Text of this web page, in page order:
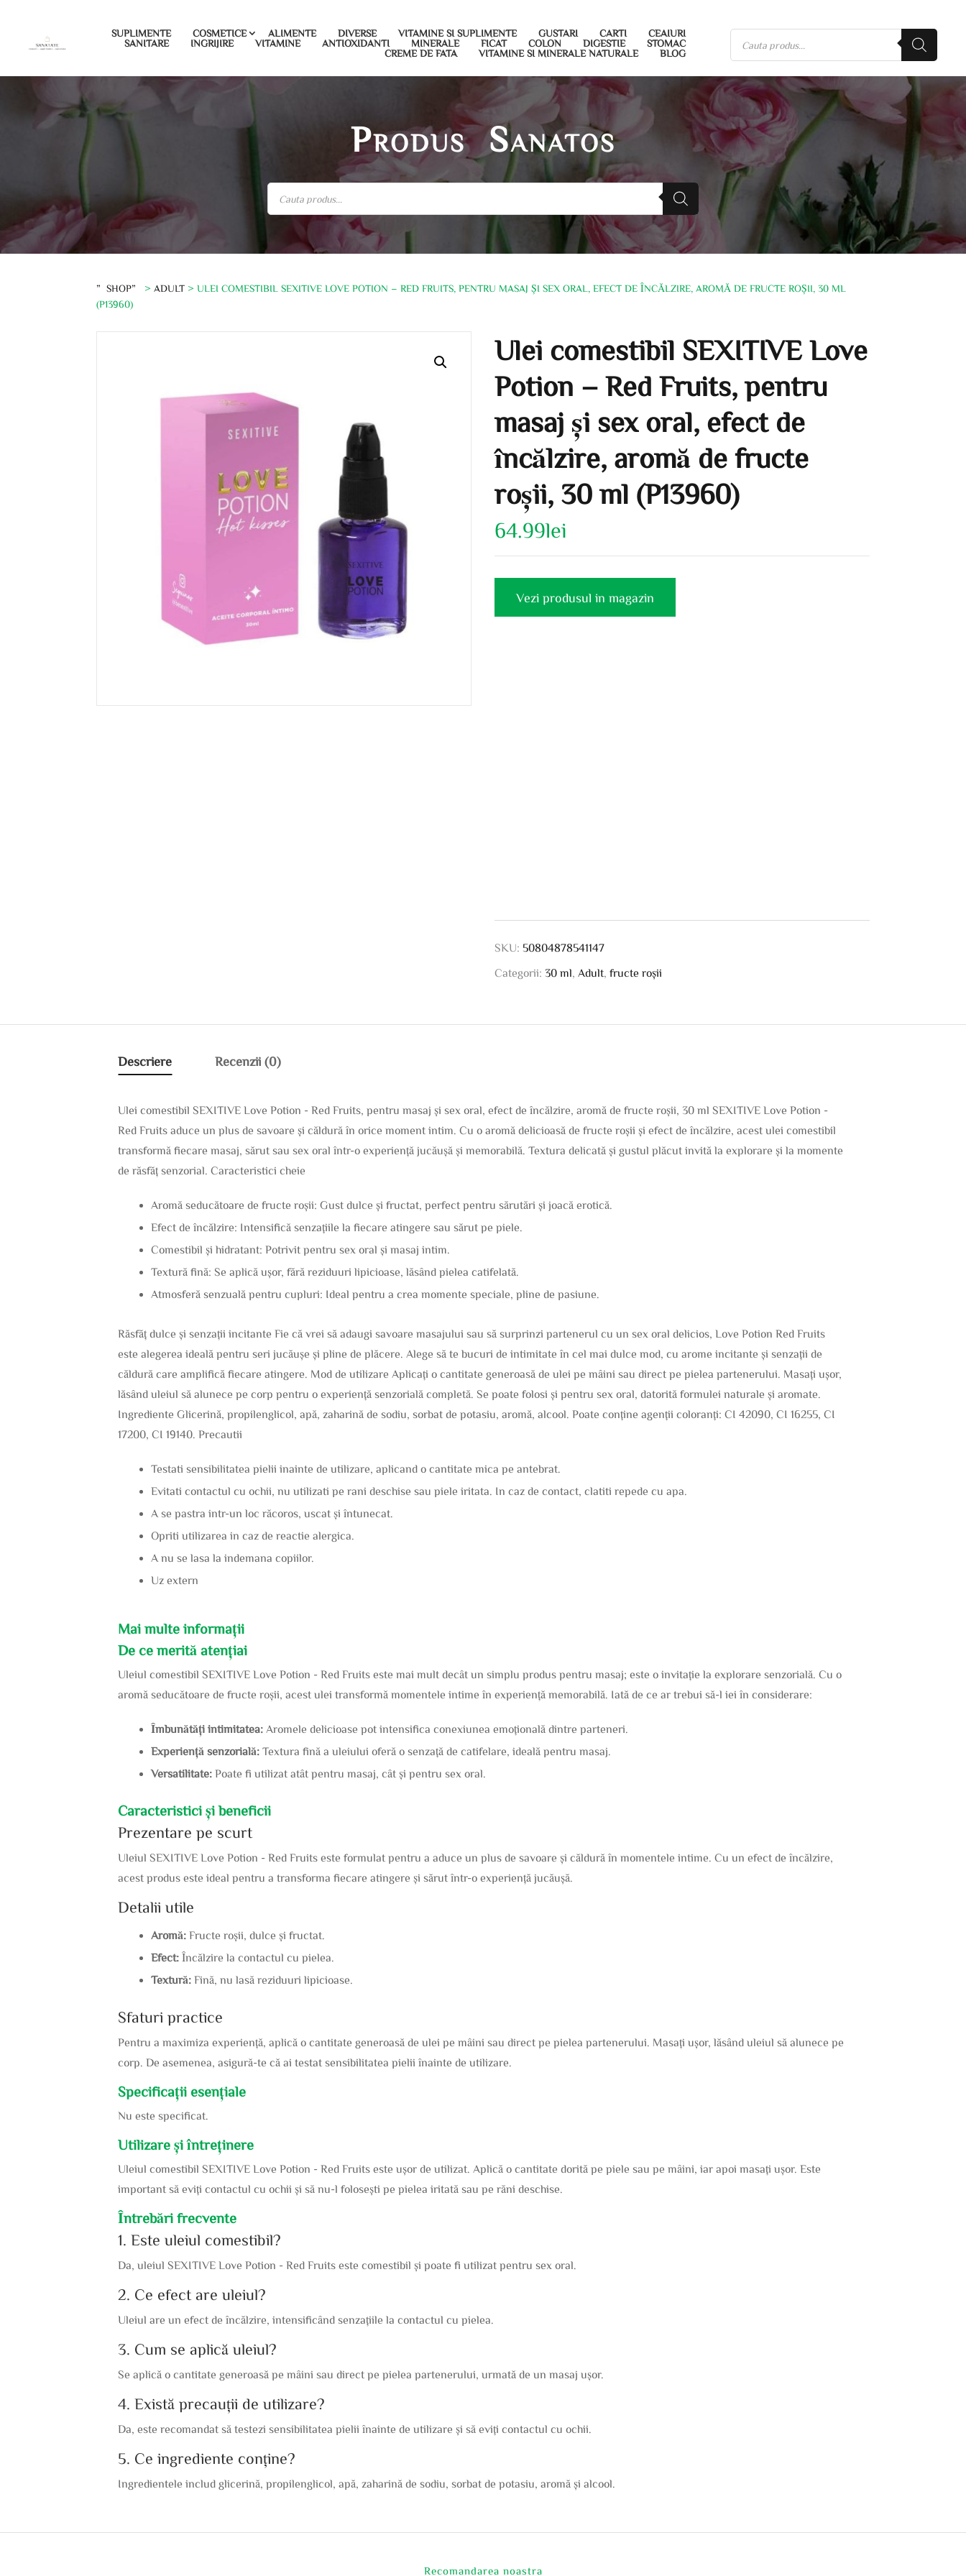
SUPLIMENTE COSMETICE ALIMENTE DIVERSE VITAMINE SI SUPLIMENTE GUSTARI CARTI
CEAIURI
SANITARE
INGRIJIRE VITAMINE ANTIOXIDANTI MINERALE FICAT COLON DIGESTIE
STOMAC
CREME DE FATA
VITAMINE SI MINERALE NATURALE BLOG
Produs Sanatos
”SHOP” > ADULT > ULEI COMESTIBIL SEXITIVE LOVE POTION – RED FRUITS, PENTRU MASAJ ȘI SEX ORAL, EFECT DE ÎNCĂLZIRE, AROMĂ DE FRUCTE ROȘII, 30 ML
(P13960)
Ulei comestibil SEXITIVE Love
Potion – Red Fruits, pentru
masaj și sex oral, efect de
încălzire, aromă de fructe
roșii, 30 ml (P13960)
64.99lei
Vezi produsul in magazin
SKU: 50804878541147
Categorii: 30 ml Adult ,fructe roșii
Descriere Recenzii (0)
Ulei comestibil SEXITIVE Love Potion - Red Fruits, pentru masaj și sex oral, efect de încălzire, aromă de fructe roșii, 30 ml SEXITIVE Love Potion -
Red Fruits aduce un plus de savoare și căldură în orice moment intim. Cu o aromă delicioasă de fructe roșii și efect de încălzire, acest ulei comestibil
transformă fiecare masaj, sărut sau sex oral într-o experiență jucăușă și memorabilă. Textura delicată și gustul plăcut invită la explorare și la momente
de răsfăț senzorial. Caracteristici cheie
Aromă seducătoare de fructe roșii: Gust dulce și fructat, perfect pentru sărutări și joacă erotică.
Efect de încălzire: Intensifică senzațiile la fiecare atingere sau sărut pe piele.
Comestibil și hidratant: Potrivit pentru sex oral și masaj intim.
Textură fină: Se aplică ușor, fără reziduuri lipicioase, lăsând pielea catifelată.
Atmosferă senzuală pentru cupluri: Ideal pentru a crea momente speciale, pline de pasiune.
Răsfăț dulce și senzații incitante Fie că vrei să adaugi savoare masajului sau să surprinzi partenerul cu un sex oral delicios, Love Potion Red Fruits
este alegerea ideală pentru seri jucăușe și pline de plăcere. Alege să te bucuri de intimitate în cel mai dulce mod, cu arome incitante și senzații de
căldură care amplifică fiecare atingere. Mod de utilizare Aplicați o cantitate generoasă de ulei pe mâini sau direct pe pielea partenerului. Masați ușor,
lăsând uleiul să alunece pe corp pentru o experiență senzorială completă. Se poate folosi și pentru sex oral, datorită formulei naturale și aromate.
Ingrediente Glicerină, propilenglicol, apă, zaharină de sodiu, sorbat de potasiu, aromă, alcool. Poate conține agenții coloranți: CI 42090, CI 16255, CI
17200, CI 19140. Precautii
Testati sensibilitatea pielii inainte de utilizare, aplicand o cantitate mica pe antebrat.
Evitati contactul cu ochii, nu utilizati pe rani deschise sau piele iritata. In caz de contact, clatiti repede cu apa.
A se pastra intr-un loc răcoros, uscat și întunecat.
Opriti utilizarea in caz de reactie alergica.
A nu se lasa la indemana copiilor.
Uz extern
Mai multe informații
De ce merită atențiai
Uleiul comestibil SEXITIVE Love Potion - Red Fruits este mai mult decât un simplu produs pentru masaj; este o invitație la explorare senzorială. Cu o
aromă seducătoare de fructe roșii, acest ulei transformă momentele intime în experiență memorabilă. Iată de ce ar trebui să-l iei în considerare:
Îmbunătăți intimitatea: Aromele delicioase pot intensifica conexiunea emoțională dintre parteneri.
Experiență senzorială: Textura fină a uleiului oferă o senzață de catifelare, ideală pentru masaj.
Versatilitate: Poate fi utilizat atât pentru masaj, cât și pentru sex oral.
Caracteristici și beneficii
Prezentare pe scurt
Uleiul SEXITIVE Love Potion - Red Fruits este formulat pentru a aduce un plus de savoare și căldură în momentele intime. Cu un efect de încălzire,
acest produs este ideal pentru a transforma fiecare atingere și sărut într-o experiență jucăușă.
Detalii utile
Aromă: Fructe roșii, dulce și fructat.
Efect: Încălzire la contactul cu pielea.
Textură: Fină, nu lasă reziduuri lipicioase.
Sfaturi practice
Pentru a maximiza experiență, aplică o cantitate generoasă de ulei pe mâini sau direct pe pielea partenerului. Masați ușor, lăsând uleiul să alunece pe
corp. De asemenea, asigură-te că ai testat sensibilitatea pielii înainte de utilizare.
Specificații esențiale
Nu este specificat.
Utilizare și întreținere
Uleiul comestibil SEXITIVE Love Potion - Red Fruits este ușor de utilizat. Aplică o cantitate dorită pe piele sau pe mâini, iar apoi masați ușor. Este
important să eviți contactul cu ochii și să nu-l folosești pe pielea iritată sau pe răni deschise.
Întrebări frecvente
1. Este uleiul comestibil?
Da, uleiul SEXITIVE Love Potion - Red Fruits este comestibil și poate fi utilizat pentru sex oral.
2. Ce efect are uleiul?
Uleiul are un efect de încălzire, intensificând senzațiile la contactul cu pielea.
3. Cum se aplică uleiul?
Se aplică o cantitate generoasă pe mâini sau direct pe pielea partenerului, urmată de un masaj ușor.
4. Există precauții de utilizare?
Da, este recomandat să testezi sensibilitatea pielii înainte de utilizare și să eviți contactul cu ochii.
5. Ce ingrediente conține?
Ingredientele includ glicerină, propilenglicol, apă, zaharină de sodiu, sorbat de potasiu, aromă și alcool.
Recomandarea noastra